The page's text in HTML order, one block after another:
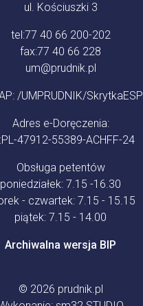
ul. Kościuszki 3
tel:77 40 66 200-202
fax:77 40 66 228
um@prudnik.pl
/UMPRUDNIK/SkrytkaESP
Adres e-Doręczenia:
47912-55389-ACHFF-24
Obsługa petentów
poniedziałek: 7.15 -16.30
- czwartek: 7.15 - 15.15
piątek: 7.15 - 14.00
Archiwalna wersja BIP
© 2026 prudnik.pl